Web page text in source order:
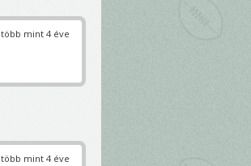
több mint 4 éve
több mint 4 éve